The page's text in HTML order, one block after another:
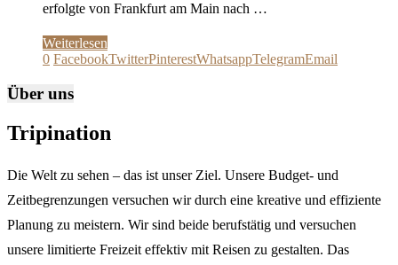
erfolgte von Frankfurt am Main nach …
Weiterlesen
0 FacebookTwitterPinterestWhatsappTelegramEmail
Über uns
Tripination
Die Welt zu sehen – das ist unser Ziel. Unsere Budget- und
Zeitbegrenzungen versuchen wir durch eine kreative und effiziente
Planung zu meistern. Wir sind beide berufstätig und versuchen
unsere limitierte Freizeit effektiv mit Reisen zu gestalten. Das